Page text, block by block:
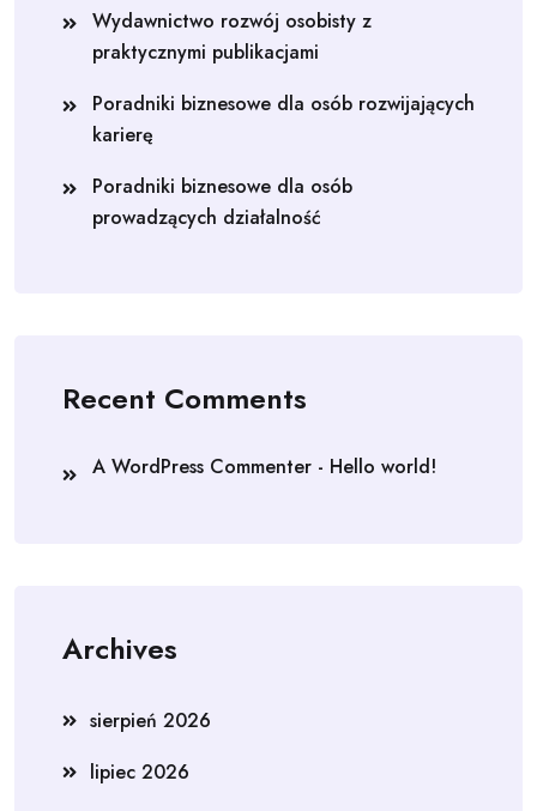
Wydawnictwo rozwój osobisty z
praktycznymi publikacjami
Poradniki biznesowe dla osób rozwijających
karierę
Poradniki biznesowe dla osób
prowadzących działalność
Recent Comments
A WordPress Commenter - Hello world!
Archives
sierpień 2026
lipiec 2026